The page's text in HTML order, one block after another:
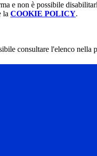
e non è possibile
la COOKIE POLICY.
consultare l'elenco nella